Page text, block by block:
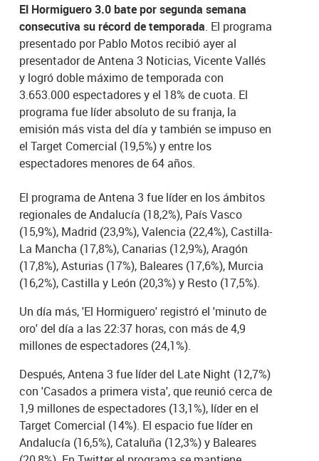
El Hormiguero 3.0 bate por segunda semana
consecutiva su récord de temporada. El programa
presentado por Pablo Motos recibió ayer al
presentador de Antena 3 Noticias, Vicente Vallés
y logró doble máximo de temporada con
3.653.000 espectadores y el 18% de cuota. El
programa fue líder absoluto de su franja, la
emisión más vista del día y también se impuso en
el Target Comercial (19,5%) y entre los
espectadores menores de 64 años.
El programa de Antena 3 fue líder en los ámbitos
regionales de Andalucía (18,2%), País Vasco
(15,9%), Madrid (23,9%), Valencia (22,4%), Castilla-
La Mancha (17,8%), Canarias (12,9%), Aragón
(17,8%), Asturias (17%), Baleares (17,6%), Murcia
(16,2%), Castilla y León (20,3%) y Resto (17,5%).
Un día más, 'El Hormiguero' registró el 'minuto de
oro' del día a las 22:37 horas, con más de 4,9
millones de espectadores (24,1%).
Después, Antena 3 fue líder del Late Night (12,7%)
con 'Casados a primera vista', que reunió cerca de
1,9 millones de espectadores (13,1%), líder en el
Target Comercial (14%). El espacio fue líder en
Andalucía (16,5%), Cataluña (12,3%) y Baleares